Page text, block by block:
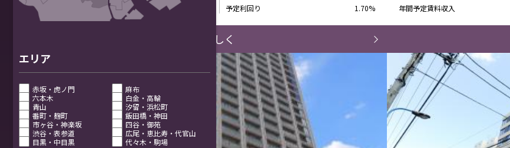
エリア
赤坂・虎ノ門
麻布
六本木
白金・高輪
青山
汐留・浜松町
番町・麹町
飯田橋・神田
市ヶ谷・神楽坂
四谷・御苑
渋谷・表参道
広尾・恵比寿・代官山
目黒・中目黒
代々木・駒場
年間予定賃料収入
予定利回り
1.70%
詳しく
年間予定賃料収入